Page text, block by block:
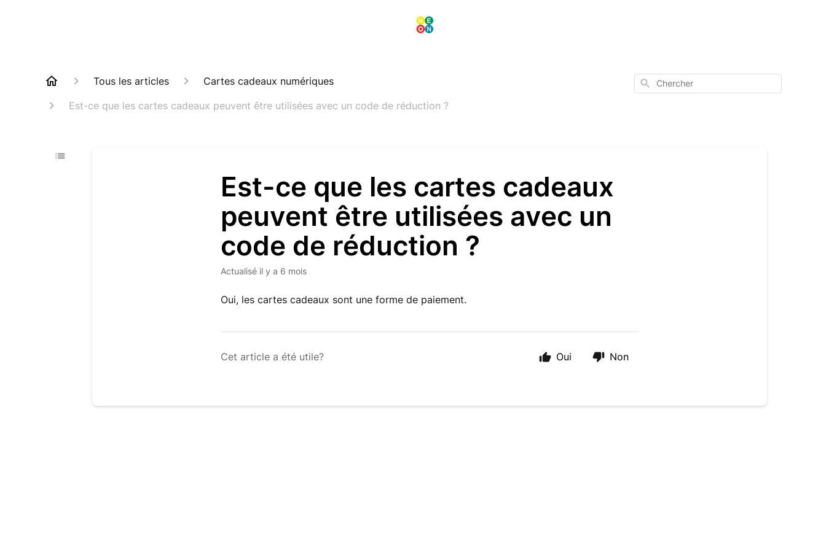
Tous les articles
Cartes cadeaux numériques
Est-ce que les cartes cadeaux peuvent être utilisées avec un code de réduction ?
Chercher
Est-ce que les cartes cadeaux
peuvent être utilisées avec un
code de réduction ?
Actualisé il y a 6 mois
Oui, les cartes cadeaux sont une forme de paiement.
Cet article a été utile? Oui Non